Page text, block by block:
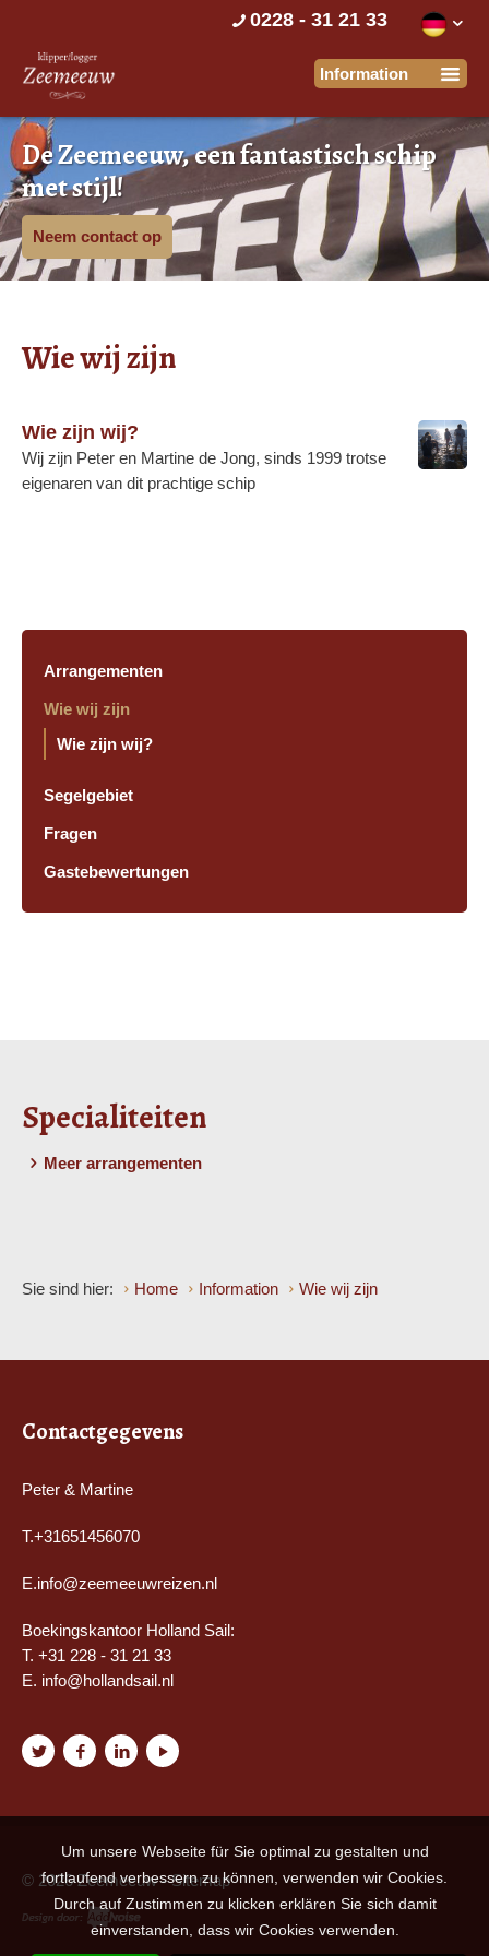
Um unsere Webseite für Sie optimal zu gestalten und
fortlaufend verbessern zu können, verwenden wir Cookies.
Durch auf Zustimmen zu klicken erklären Sie sich damit
einverstanden, dass wir Cookies verwenden.
0228 - 31 21 33
De Zeemeeuw, een fantastisch schip
met stijl!
Neem contact op
Wie wij zijn
Wie zijn wij?
Wij zijn Peter en Martine de Jong, sinds 1999 trotse
eigenaren van dit prachtige schip
Arrangementen
Wie wij zijn
Wie zijn wij?
Segelgebiet
Fragen
Gastebewertungen
Specialiteiten
Meer arrangementen
Sie sind hier: Home Information Wie wij zijn
Contactgegevens
Peter & Martine
T.+31651456070
E.info@zeemeeuwreizen.nl
Boekingskantoor Holland Sail:
T. +31 228 - 31 21 33
E. info@hollandsail.nl
© 2026 Zeemeeuw -Sitemap